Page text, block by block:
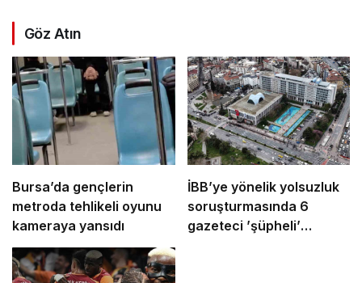
Göz Atın
Bursa’da gençlerin
metroda tehlikeli oyunu
kameraya yansıdı
İBB’ye yönelik yolsuzluk
soruşturmasında 6
gazeteci ’şüpheli’